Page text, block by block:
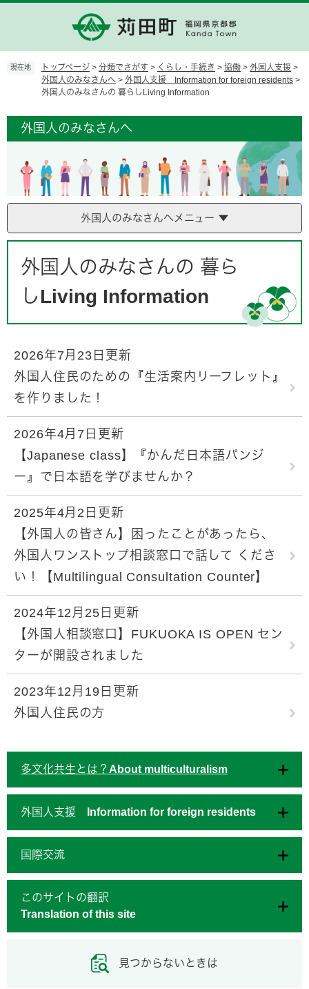
の
ー
現在地 トップページ > 分類でさがす > くらし・手続き > 協働 > 外国人支援 >
外国人のみなさんへ > 外国人支援 Information for foreign residents >
外国人のみなさんの 暮らしLiving Information
外国人のみなさんへ
外国人のみなさんへメニュー
外国人のみなさんの 暮ら
しLiving Information
2026年7月23日更新
外国人住民のための『生活案内リーフレット』
を作りました！
2026年4月7日更新
【Japanese class】『かんだ日本語パンジ
ー』で日本語を学びませんか？
2025年4月2日更新
【外国人の皆さん】困ったことがあったら、
外国人ワンストップ相談窓口で話して くださ
い！【Multilingual Consultation Counter】
2024年12月25日更新
【外国人相談窓口】FUKUOKA IS OPEN セン
ターが開設されました
2023年12月19日更新
外国人住民の方
多文化共生とは？About multiculturalism
外国人支援 Information for foreign residents
国際交流
このサイトの翻訳
Translation of this site
見つからないときは